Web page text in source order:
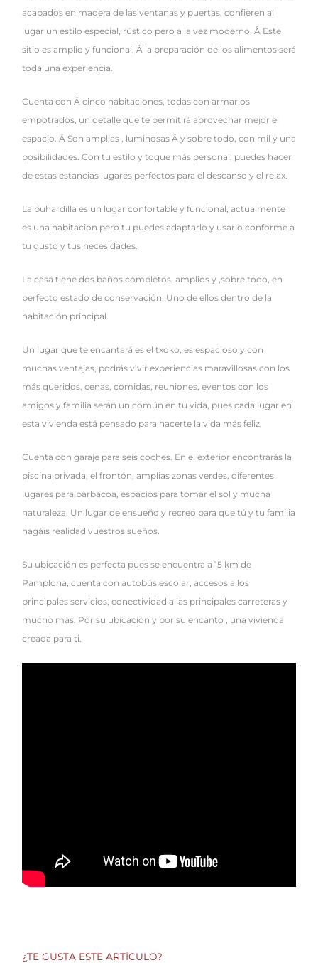
acabados en madera de las ventanas y puertas, confieren al
lugar un estilo especial, rústico pero a la vez moderno. Â Este
sitio es amplio y funcional, Â la preparación de los alimentos será
toda una experiencia.
Cuenta con Â cinco habitaciones, todas con armarios
empotrados, un detalle que te permitirá aprovechar mejor el
espacio. Â Son amplias , luminosas Â y sobre todo, con mil y una
posibilidades. Con tu estilo y toque más personal, puedes hacer
de estas estancias lugares perfectos para el descanso y el relax.
La buhardilla es un lugar confortable y funcional, actualmente
es una habitación pero tu puedes adaptarlo y usarlo conforme a
tu gusto y tus necesidades.
La casa tiene dos baños completos, amplios y ,sobre todo, en
perfecto estado de conservación. Uno de ellos dentro de la
habitación principal.
Un lugar que te encantará es el txoko, es espacioso y con
muchas ventajas, podrás vivir experiencias maravillosas con los
más queridos, cenas, comidas, reuniones, eventos con los
amigos y familia serán un común en tu vida, pues cada lugar en
esta vivienda está pensado para hacerte la vida más feliz.
Cuenta con garaje para seis coches. En el exterior encontrarás la
piscina privada, el frontón, amplias zonas verdes, diferentes
lugares para barbacoa, espacios para tomar el sol y mucha
naturaleza. Un lugar de ensueño y recreo para que tú y tu familia
hagáis realidad vuestros sueños.
Su ubicación es perfecta pues se encuentra a 15 km de
Pamplona, cuenta con autobús escolar, accesos a los
principales servicios, conectividad a las principales carreteras y
mucho más. Por su ubicación y por su encanto , una vivienda
creada para ti.
¿TE GUSTA ESTE ARTÍCULO?